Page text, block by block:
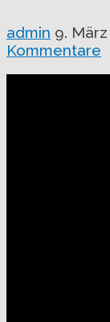
admin 9.
Kommentare